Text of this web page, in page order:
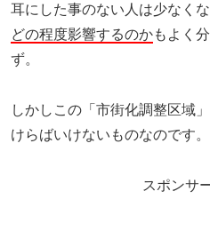
耳にした事のない人は少なく
どの程度影響するのかもよく
ず。
しかしこの「市街化調整区域
けらばいけないものなのです。
スポンサ